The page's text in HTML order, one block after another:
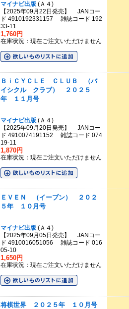
マイナビ出版(Ａ４)
【2025年09月22日発売】 JANコー
ド 4910192331157 雑誌コード 192
33-11
1,760円
在庫状況：現在ご注文いただけません
ＢｉＣＹＣＬＥ ＣＬＵＢ （バ
イシクル クラブ） ２０２５
年 １１月号
マイナビ出版(Ａ４)
【2025年09月20日発売】 JANコー
ド 4910074191152 雑誌コード 074
19-11
1,870円
在庫状況：現在ご注文いただけません
ＥＶＥＮ （イーブン） ２０２
５年 １０月号
マイナビ出版(Ａ４)
【2025年09月05日発売】 JANコー
ド 4910016051056 雑誌コード 016
05-10
1,650円
在庫状況：現在ご注文いただけません
将棋世界 ２０２５年 １０月号